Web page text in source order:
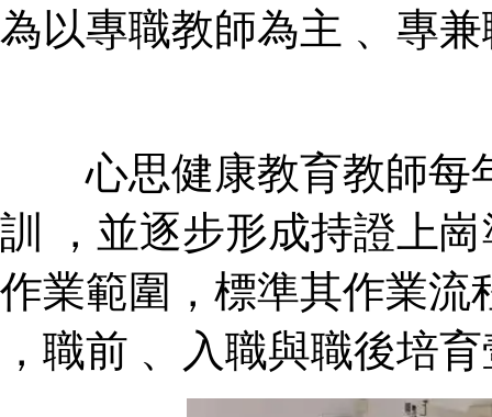
為以專職教師為主 、專兼
心思健康教育教師每
訓 ，並逐步形成持證上崗
作業範圍，標準其作業
，職前 、入職與職後